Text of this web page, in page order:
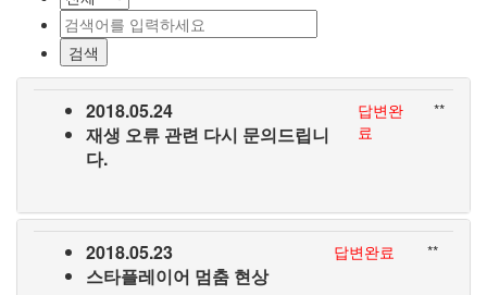
2018.05.24
재생 오류 관련 다시 문의드립니
다.
답변완
료
**
2018.05.23
스타플레이어 멈춤 현상
답변완료 **